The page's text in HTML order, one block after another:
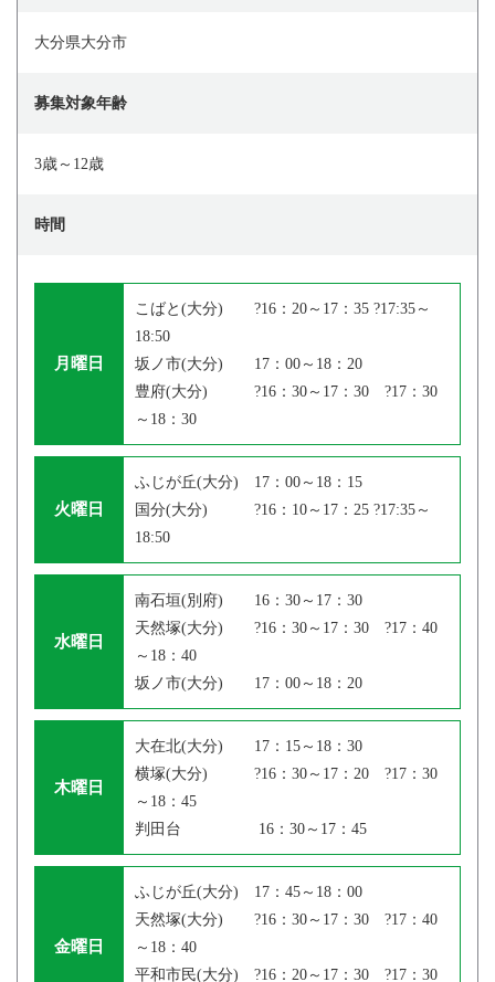
大分県大分市
募集対象年齢
3歳～12歳
時間
月曜日
こばと(大分) ?16：20～17：35 ?17:35～
18:50
坂ノ市(大分) 17：00～18：20
豊府(大分) ?16：30～17：30 ?17：30
～18：30
火曜日
ふじが丘(大分) 17：00～18：15
国分(大分) ?16：10～17：25 ?17:35～
18:50
水曜日
南石垣(別府) 16：30～17：30
天然塚(大分) ?16：30～17：30 ?17：40
～18：40
坂ノ市(大分) 17：00～18：20
木曜日
大在北(大分) 17：15～18：30
横塚(大分) ?16：30～17：20 ?17：30
～18：45
判田台 16：30～17：45
金曜日
ふじが丘(大分) 17：45～18：00
天然塚(大分) ?16：30～17：30 ?17：40
～18：40
平和市民(大分) ?16：20～17：30 ?17：30